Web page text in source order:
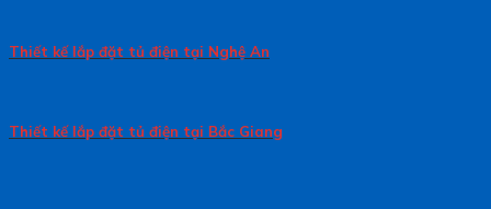
Thiết kế lắp đặt tủ điện tại Nghệ An
Thiết kế lắp đặt tủ điện tại Bắc Giang